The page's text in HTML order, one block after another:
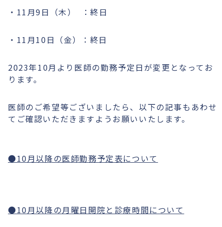
・11月9日（木） ：終日
・11月10日（金）：終日
2023年10月より医師の勤務予定日が変更となってお
ります。
医師のご希望等ございましたら、以下の記事もあわせ
てご確認いただきますようお願いいたします。
●10月以降の医師勤務予定表について
●10月以降の月曜日開院と診療時間について